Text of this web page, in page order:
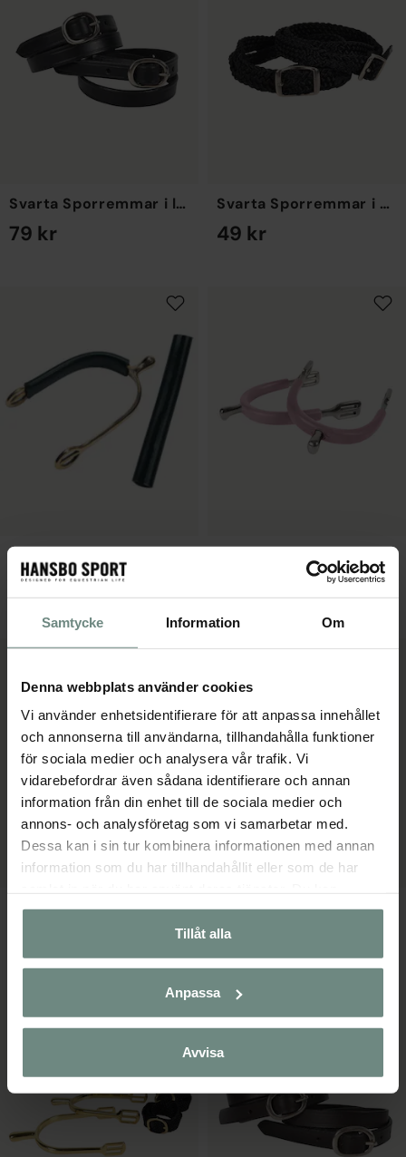
Samtycke Information Om
Denna webbplats använder cookies
Vi använder enhetsidentifierare för att anpassa innehållet
och annonserna till användarna, tillhandahålla funktioner
för sociala medier och analysera vår trafik. Vi
vidarebefordrar även sådana identifierare och annan
information från din enhet till de sociala medier och
annons- och analysföretag som vi samarbetar med.
Dessa kan i sin tur kombinera informationen med annan
information som du har tillhandahållit eller som de har
närsomhelst ändra ditt samtycke.
Tillåt alla
Anpassa
Avvisa
Svarta Sporremmar i läder
79 kr
Svarta Sporremmar i nylon
49 kr
49 kr
Svarta Sporrar Gummiklädda m. remmar
EN STORLEK
329 kr
EN STORLEK